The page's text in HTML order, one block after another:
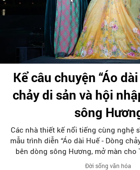
Kể câu chuyện “Áo
chảy di sản và hội
sông
Các nhà thiết kế nổi tiếng cùng nghệ
mẫu trình diễn “Áo dài Huế - Dòng
bên dòng sông Hương, mở màn cho
2026.
Đời sống văn hóa